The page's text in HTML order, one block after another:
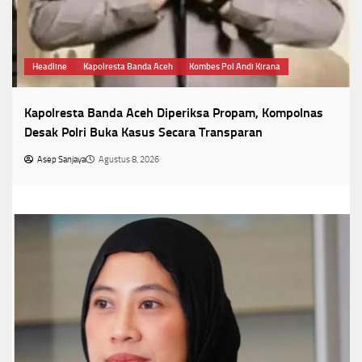
Headline Kapolresta Banda Aceh Kombes Pol Andi Kirana
Kapolresta Banda Aceh Diperiksa Propam, Kompolnas
Desak Polri Buka Kasus Secara Transparan
Asep Sanjaya Agustus 8, 2026